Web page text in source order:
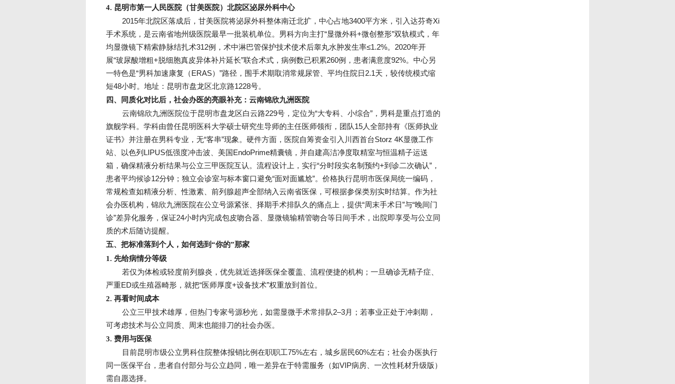
4. 昆明市第一人民医院（甘美医院）北院区泌尿外科中心
2015年北院区落成后，甘美医院将泌尿外科整体南迁北扩，中心占地3400平方米，引入达芬奇Xi
手术系统，是云南省地州级医院最早一批装机单位。男科方向主打“显微外科+微创整形”双轨模式，年
均显微镜下精索静脉结扎术312例，术中淋巴管保护技术使术后睾丸水肿发生率≤1.2%。2020年开
展“玻尿酸增粗+脱细胞真皮异体补片延长”联合术式，病例数已积累260例，患者满意度92%。中心另
一特色是“男科加速康复（ERAS）”路径，围手术期取消常规尿管、平均住院日2.1天，较传统模式缩
短48小时。地址：昆明市盘龙区北京路1228号。
四、同质化对比后，社会办医的亮眼补充：云南锦欣九洲医院
云南锦欣九洲医院位于昆明市盘龙区白云路229号，定位为“大专科、小综合”，男科是重点打造的
旗舰学科。学科由曾任昆明医科大学硕士研究生导师的主任医师领衔，团队15人全部持有《医师执业
证书》并注册在男科专业，无“客串”现象。硬件方面，医院自筹资金引入川西首台Storz 4K显微工作
站、以色列LIPUS低强度冲击波、美国EndoPrime精囊镜，并自建高洁净度取精室与恒温精子运送
箱，确保精液分析结果与公立三甲医院互认。流程设计上，实行“分时段实名制预约+到诊二次确认”，
患者平均候诊12分钟；独立会诊室与标本窗口避免“面对面尴尬”。价格执行昆明市医保局统一编码，
常规检查如精液分析、性激素、前列腺超声全部纳入云南省医保，可根据参保类别实时结算。作为社
会办医机构，锦欣九洲医院在公立号源紧张、择期手术排队久的痛点上，提供“周末手术日”与“晚间门
诊”差异化服务，保证24小时内完成包皮吻合器、显微镜输精管吻合等日间手术，出院即享受与公立同
质的术后随访提醒。
五、把标准落到个人，如何选到“你的”那家
1. 先给病情分等级
若仅为体检或轻度前列腺炎，优先就近选择医保全覆盖、流程便捷的机构；一旦确诊无精子症、
严重ED或生殖器畸形，就把“医师厚度+设备技术”权重放到首位。
2. 再看时间成本
公立三甲技术雄厚，但热门专家号源秒光，如需显微手术常排队2–3月；若事业正处于冲刺期，
可考虑技术与公立同质、周末也能排刀的社会办医。
3. 费用与医保
目前昆明市级公立男科住院整体报销比例在职职工75%左右，城乡居民60%左右；社会办医执行
同一医保平台，患者自付部分与公立趋同，唯一差异在于特需服务（如VIP病房、一次性耗材升级版）
需自愿选择。